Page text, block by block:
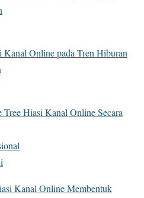
Online pada Tren Hiburan
Hiasi Kanal Online Secara
Kanal Online Membentuk